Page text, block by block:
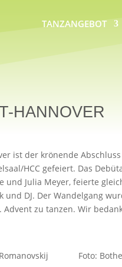
TANZANGEBOT
HANNOVER
ist der krönende
HCC gefeiert. Das
und Julia Meyer, feierte
und DJ. Der Wandelgang
Advent zu tanzen. Wir
Foto: